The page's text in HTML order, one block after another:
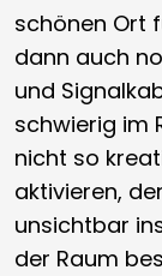
schönen Ort
dann auch
und
schwierig im
nicht so
aktivieren,
unsichtbar
der Raum